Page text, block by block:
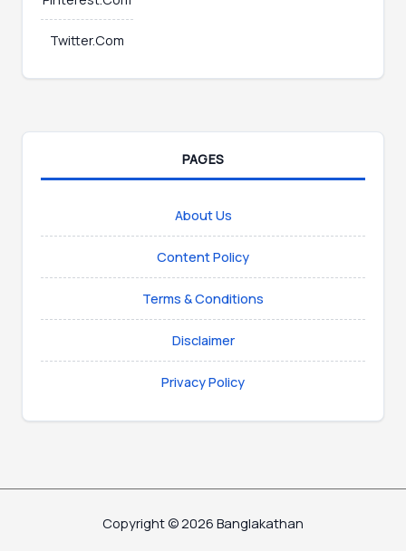
Twitter.Com
PAGES
About Us
Content Policy
Terms & Conditions
Disclaimer
Privacy Policy
Copyright © 2026 Banglakathan